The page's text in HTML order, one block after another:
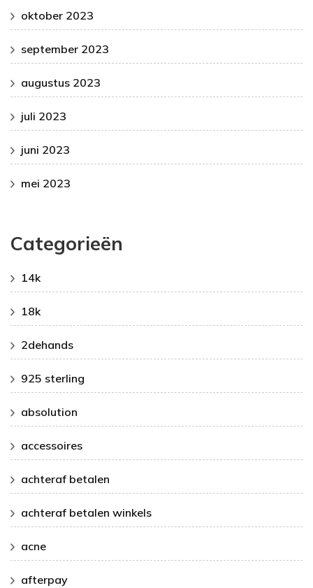
oktober 2023
september 2023
augustus 2023
juli 2023
juni 2023
mei 2023
Categorieën
14k
18k
2dehands
925 sterling
absolution
accessoires
achteraf betalen
achteraf betalen winkels
acne
afterpay